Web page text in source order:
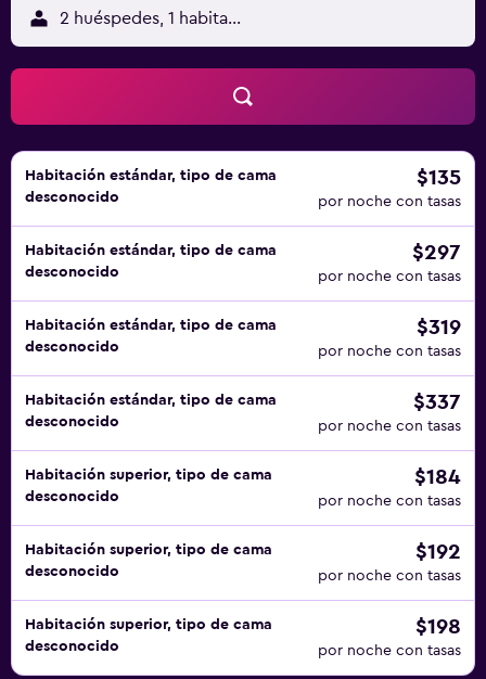
2 huéspedes, 1 habitación
Habitación estándar, tipo de cama
desconocido
$135
por noche con tasas
Habitación estándar, tipo de cama
desconocido
$297
por noche con tasas
Habitación estándar, tipo de cama
desconocido
$319
por noche con tasas
Habitación estándar, tipo de cama
desconocido
$337
por noche con tasas
Habitación superior, tipo de cama
desconocido
$184
por noche con tasas
Habitación superior, tipo de cama
desconocido
$192
por noche con tasas
Habitación superior, tipo de cama
desconocido
$198
por noche con tasas